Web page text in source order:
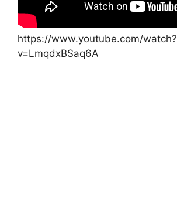
https://www.youtube.com/watch?
v=LmqdxBSaq6A